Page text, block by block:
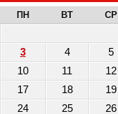
ПН ВТ СР
3
4 5
10
11 12
17
18 19
24
25 26